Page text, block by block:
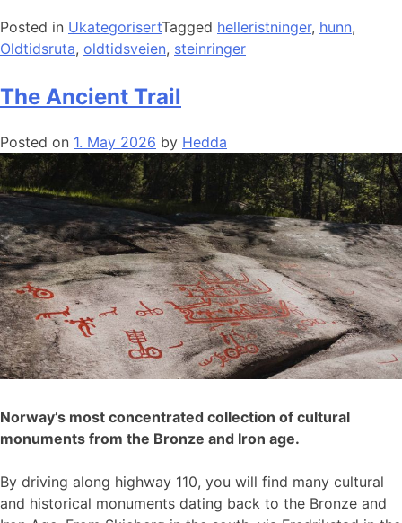
Posted in UkategorisertTagged helleristninger, hunn,
Oldtidsruta, oldtidsveien, steinringer
The Ancient Trail
Posted on 1. May 2026 by Hedda
Norway’s most concentrated collection of cultural
monuments from the Bronze and Iron age.
By driving along highway 110, you will find many cultural
and historical monuments dating back to the Bronze and